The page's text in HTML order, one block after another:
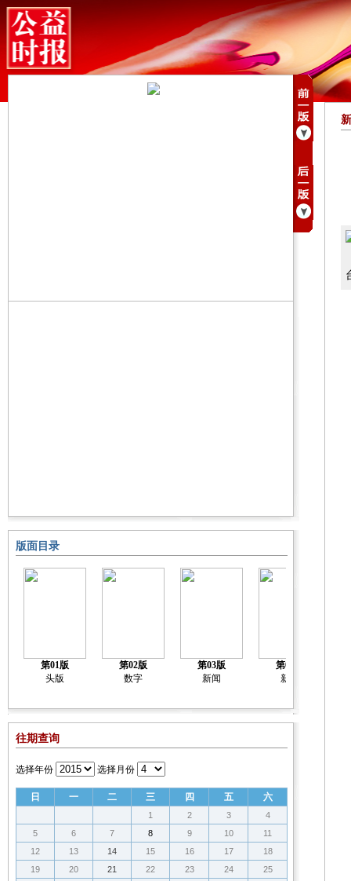
版面目录
第01版
头版
第02版
数字
第03版
新闻
第04版
新闻
往期查询
选择年份 选择月份
日 一 二 三 四 五 六
1 2 3
4
5
6 7 8 9 10
11
12
13 14 15 16 17
18
19
20 21 22 23 24
25